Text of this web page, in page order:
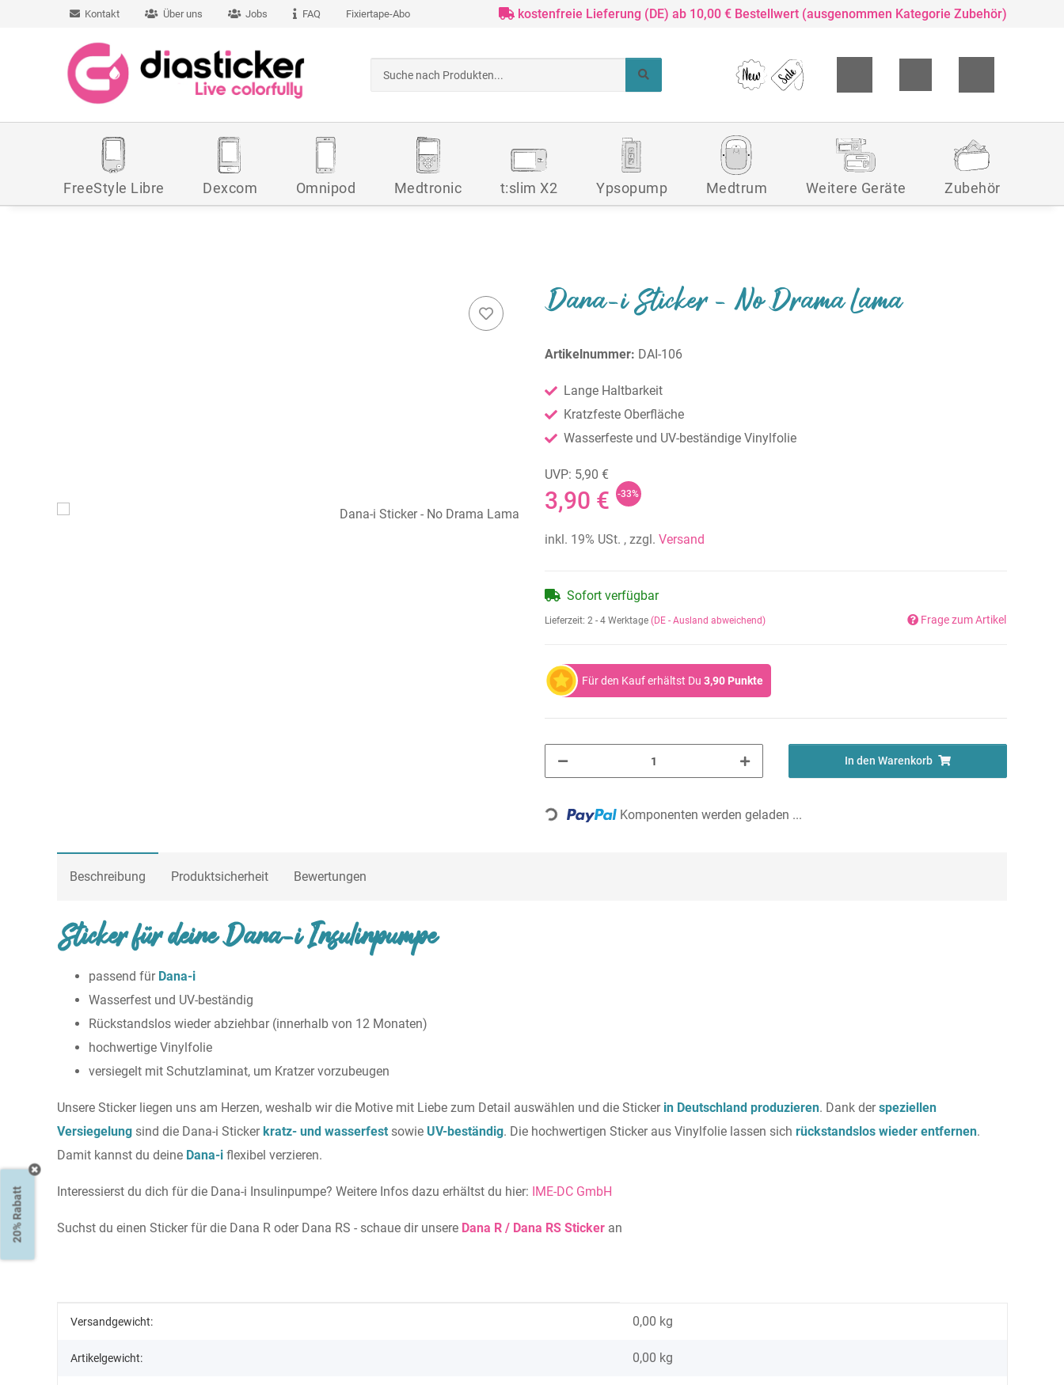
Kontakt Über uns Jobs FAQ Fixiertape-Abo kostenfreie Lieferung (DE) ab 10,00 € Bestellwert (ausgenommen Kategorie Zubehör)
FreeStyle Libre Dexcom Omnipod Medtronic t:slim X2 Ypsopump Medtrum Weitere Geräte Zubehör
Dana-i Sticker - No Drama Lama
Artikelnummer: DAI-106
Lange Haltbarkeit
Kratzfeste Oberfläche
Wasserfeste und UV-beständige Vinylfolie
UVP: 5,90 €
3,90 € -33%
inkl. 19% USt. , zzgl. Versand
Sofort verfügbar
Lieferzeit: 2 - 4 Werktage (DE - Ausland abweichend) Frage zum Artikel
Für den Kauf erhältst Du 3,90 Punkte
In den Warenkorb
Loading... Komponenten werden geladen ...
Beschreibung Produktsicherheit Bewertungen
Sticker für deine Dana-i Insulinpumpe
passend für Dana-i
Wasserfest und UV-beständig
Rückstandslos wieder abziehbar (innerhalb von 12 Monaten)
hochwertige Vinylfolie
versiegelt mit Schutzlaminat, um Kratzer vorzubeugen
Unsere Sticker liegen uns am Herzen, weshalb wir die Motive mit Liebe zum Detail auswählen und die Sticker in Deutschland produzieren. Dank derspeziellen
Versiegelung sind die Dana-i Stickerkratz- und wasserfest sowie UV-beständig. Die hochwertigen Sticker aus Vinylfolie lassen sich rückstandslos wieder entfernen.
Damit kannst du deine Dana-i flexibel verzieren.
Interessierst du dich für die Dana-i Insulinpumpe? Weitere Infos dazu erhältst du hier: IME-DC GmbH
Suchst du einen Sticker für die Dana R oder Dana RS - schaue dir unsere Dana R / Dana RS Sticker an
Produkteigenschaft
Wert
Versandgewicht: 0,00 kg
Artikelgewicht: 0,00 kg
20% Rabatt